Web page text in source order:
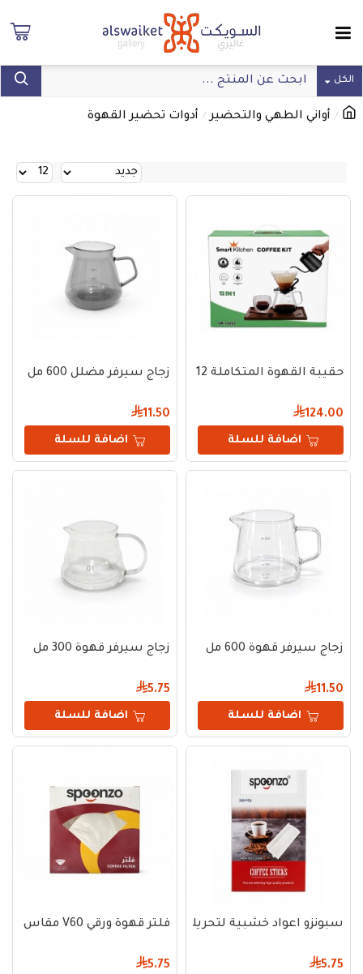
الكل
أواني الطهي والتحضير أدوات تحضير القهوة
حقيبة القهوة المتكاملة 12 قطعة
124.00
اضافة للسلة
زجاج سيرفر مضلل 600 مل
11.50
اضافة للسلة
زجاج سيرفر قهوة 600 مل
11.50
اضافة للسلة
زجاج سيرفر قهوة 300 مل
5.75
اضافة للسلة
سبونزو اعواد خشبية لتحريك الشاي والقهوة 200 حبة
5.75
فلتر قهوة ورقي V60 مقاس 01 - 40 حبة
5.75